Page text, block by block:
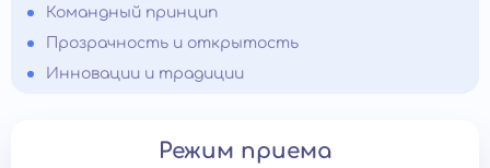
Командный принцип
Прозрачность и открытость
Инновации и традиции
Режим приема